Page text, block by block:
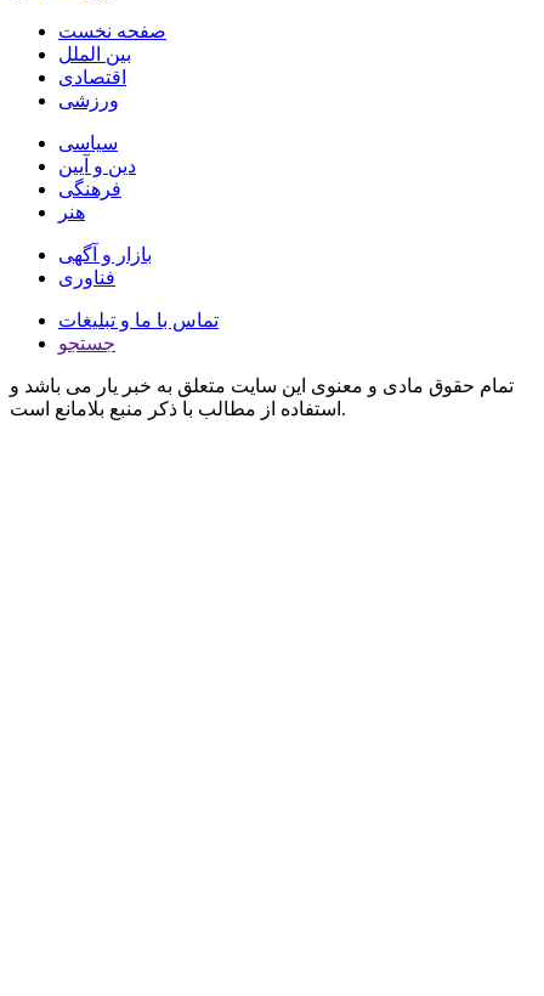
صفحه نخست
بین الملل
اقتصادی
ورزشی
سیاسی
دین و آیین
فرهنگی
هنر
بازار و آگهی
فناوری
تماس با ما و تبلیغات
جستجو
تمام حقوق مادی و معنوی این سایت متعلق به خبر یار می باشد و
استفاده از مطالب با ذکر منبع بلامانع است.